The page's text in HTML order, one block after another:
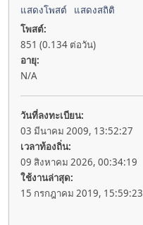
แสดงโพสต์
แสดงสถิติ
โพสต์:
851 (0.134 ต่อวัน)
อายุ:
N/A
วันที่ลงทะเบียน:
03 มีนาคม 2009, 13:52:27
เวลาท้องถิ่น:
09 สิงหาคม 2026, 00:34:19
ใช้งานล่าสุด:
15 กรกฎาคม 2019, 15:59:23